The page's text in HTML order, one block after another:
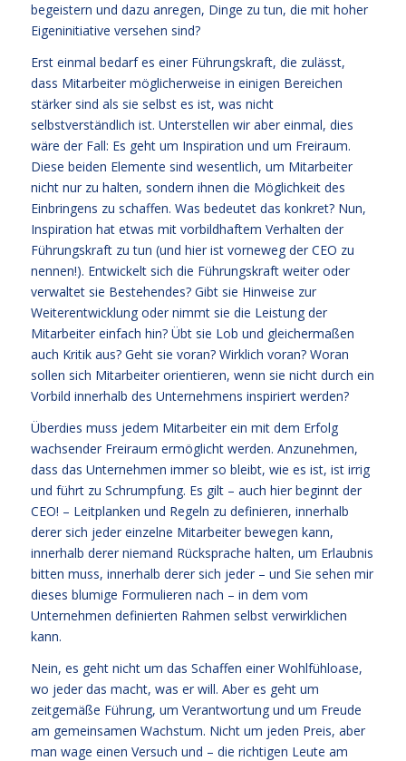
begeistern und dazu anregen, Dinge zu tun, die mit hoher
Eigeninitiative versehen sind?
Erst einmal bedarf es einer Führungskraft, die zulässt,
dass Mitarbeiter möglicherweise in einigen Bereichen
stärker sind als sie selbst es ist, was nicht
selbstverständlich ist. Unterstellen wir aber einmal, dies
wäre der Fall: Es geht um Inspiration und um Freiraum.
Diese beiden Elemente sind wesentlich, um Mitarbeiter
nicht nur zu halten, sondern ihnen die Möglichkeit des
Einbringens zu schaffen. Was bedeutet das konkret? Nun,
Inspiration hat etwas mit vorbildhaftem Verhalten der
Führungskraft zu tun (und hier ist vorneweg der CEO zu
nennen!). Entwickelt sich die Führungskraft weiter oder
verwaltet sie Bestehendes? Gibt sie Hinweise zur
Weiterentwicklung oder nimmt sie die Leistung der
Mitarbeiter einfach hin? Übt sie Lob und gleichermaßen
auch Kritik aus? Geht sie voran? Wirklich voran? Woran
sollen sich Mitarbeiter orientieren, wenn sie nicht durch ein
Vorbild innerhalb des Unternehmens inspiriert werden?
Überdies muss jedem Mitarbeiter ein mit dem Erfolg
wachsender Freiraum ermöglicht werden. Anzunehmen,
dass das Unternehmen immer so bleibt, wie es ist, ist irrig
und führt zu Schrumpfung. Es gilt – auch hier beginnt der
CEO! – Leitplanken und Regeln zu definieren, innerhalb
derer sich jeder einzelne Mitarbeiter bewegen kann,
innerhalb derer niemand Rücksprache halten, um Erlaubnis
bitten muss, innerhalb derer sich jeder – und Sie sehen mir
dieses blumige Formulieren nach – in dem vom
Unternehmen definierten Rahmen selbst verwirklichen
kann.
Nein, es geht nicht um das Schaffen einer Wohlfühloase,
wo jeder das macht, was er will. Aber es geht um
zeitgemäße Führung, um Verantwortung und um Freude
am gemeinsamen Wachstum. Nicht um jeden Preis, aber
man wage einen Versuch und – die richtigen Leute am